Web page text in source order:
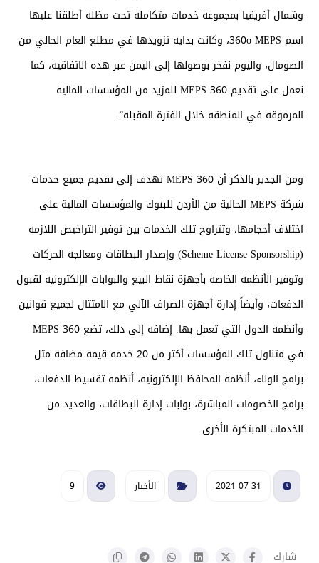
وشمال أفريقيا بمجموعة خدمات متكاملة تحت مظلة أطلقنا عليها
اسم 360o MEPS، وكانت بداية تزويدها في مطلع العام الحالي من
الصومال، واليوم نفخر بوصولها إلى اليمن عبر هذه الاتفاقية، كما
نعمل على تقديم MEPS 360 للمزيد من المؤسسات المالية
المرموقة في المنطقة خلال الفترة المقبلة”.
ومن الجدير بالذكر أن MEPS 360 تهدف إلى تقديم جميع خدمات
شركة MEPS الحالية من الأردن للبنوك والمؤسسات المالية على
اختلاف أحجامها، وتتراوح تلك الخدمات بين توفير التراخيص اللازمة
(Scheme License Sponsorship) وإصدار البطاقات ومعالجة الحركات
وتوفير الأنظمة الخاصة بأجهزة نقاط البيع والبوابات الإلكترونية لقبول
الدفعات، وأيضاً إدارة أجهزة الصراف الآلي مع الامتثال لجميع قوانين
وأنظمة الدول التي تعمل بها. إضافة إلى ذلك، تضع MEPS 360
في متناول تلك المؤسسات أكثر من 20 خدمة قيمة مضافة مثل
برامج الولاء، أنظمة المحافظ الإلكترونية، أنظمة تقسيط الدفعات،
برامج الخصومات المباشرة، بوابات إدارة البطاقات، والعديد من
الخدمات المبتكرة الأخرى.
2021-07-31 الأخبار 9